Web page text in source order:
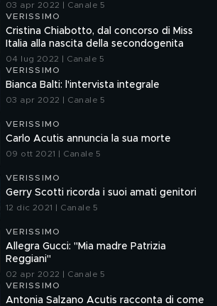
03 apr 2022 | Canale 5
VERISSIMO
Cristina Chiabotto, dal concorso di Miss
Italia alla nascita della secondogenita
04 lug 2022 | Canale 5
VERISSIMO
Bianca Balti: l'intervista integrale
03 apr 2022 | Canale 5
VERISSIMO
Carlo Acutis annuncia la sua morte
09 ott 2021 | Canale 5
VERISSIMO
Gerry Scotti ricorda i suoi amati genitori
12 dic 2021 | Canale 5
VERISSIMO
Allegra Gucci: "Mia madre Patrizia
Reggiani"
02 apr 2022 | Canale 5
VERISSIMO
Antonia Salzano Acutis racconta di come